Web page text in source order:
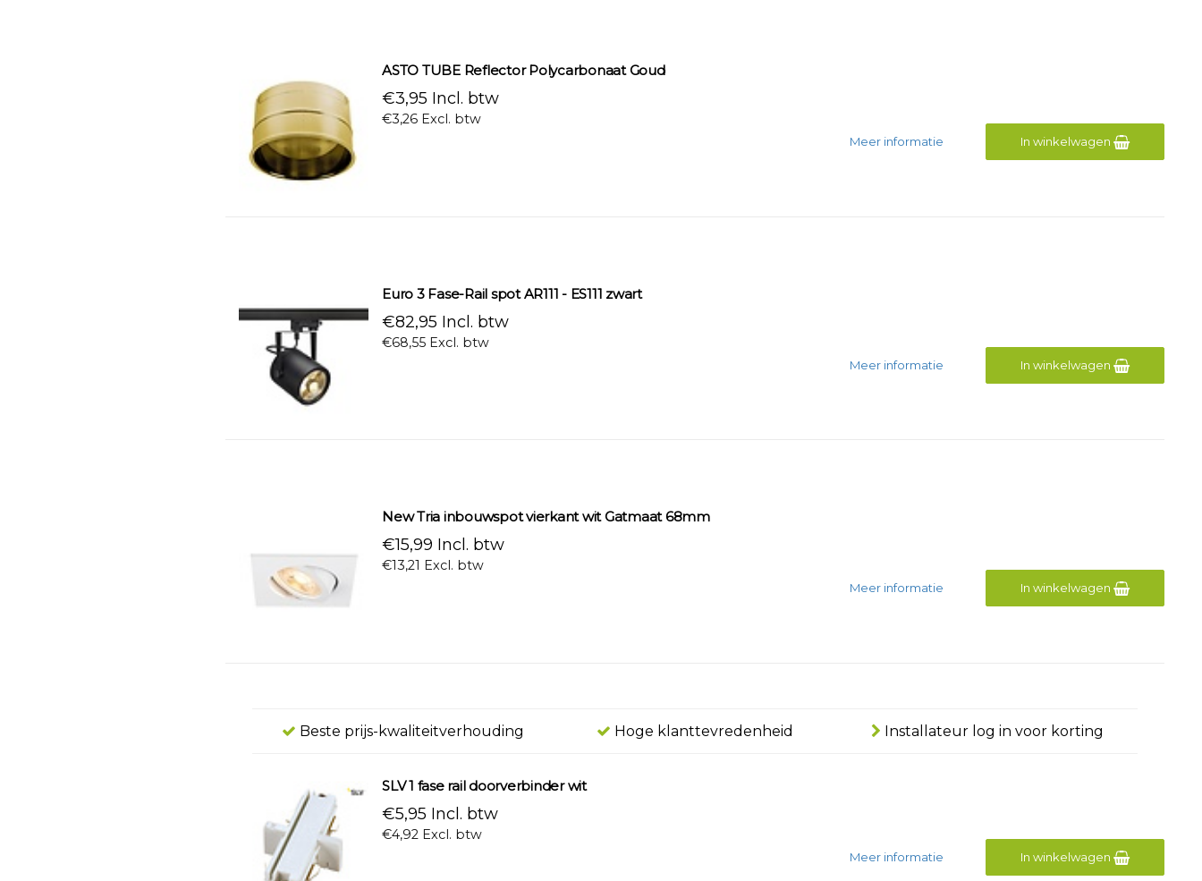
ASTO TUBE Reflector Polycarbonaat Goud
€3,95 Incl. btw
€3,26 Excl. btw
In winkelwagen
Meer informatie
Euro 3 Fase-Rail spot AR111 - ES111 zwart
€82,95 Incl. btw
€68,55 Excl. btw
In winkelwagen
Meer informatie
New Tria inbouwspot vierkant wit Gatmaat 68mm
€15,99 Incl. btw
€13,21 Excl. btw
In winkelwagen
Meer informatie
Beste prijs-kwaliteitverhouding Hoge klanttevredenheid Installateur log in voor korting
SLV 1 fase rail doorverbinder wit
€5,95 Incl. btw
€4,92 Excl. btw
In winkelwagen
Meer informatie